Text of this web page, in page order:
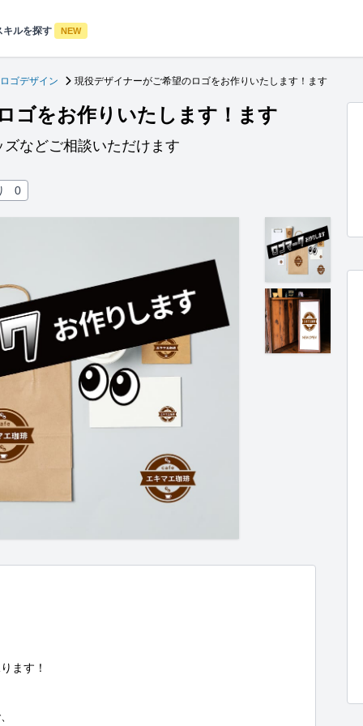
ルを探す NEW
ロゴデザイン 現役デザイナーがご希望のロゴをお作りいたします！ます
ゴをお作りいたします！ます
などご相談いただけます
0
ます！